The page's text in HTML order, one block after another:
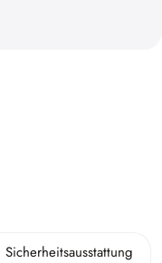
Sicherheitsausstattung